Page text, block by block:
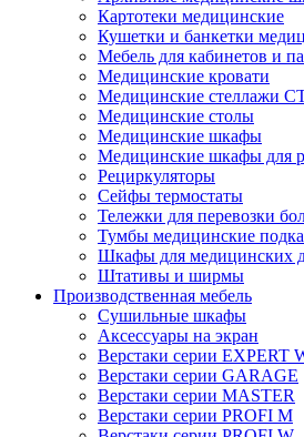
Картотеки медицинские
Кушетки и банкетки
Мебель для кабинетов и
Медицинские кровати
Медицинские стеллажи
Медицинские столы
Медицинские шкафы
Медицинские шкафы для
Рециркуляторы
Сейфы термостаты
Тележки для перевозки
Тумбы медицинские
Шкафы для медицинских
Штативы и ширмы
Производственная мебель
Cушильные шкафы
Аксессуары на экран
Верстаки серии EXPERT
Верстаки серии GARAGE
Верстаки серии MASTER
Верстаки серии PROFI M